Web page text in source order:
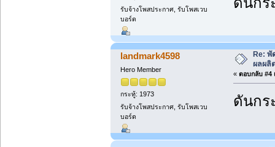
รับจ้างโพสประกาศ, รับโพสเวบ
บอร์ด
landmark4598
Hero Member
กระทู้: 1973
รับจ้างโพสประกาศ, รับโพสเวบ
บอร์ด
Re: พั
ผลผลิ
« ตอบกลับ #4
ดันกร